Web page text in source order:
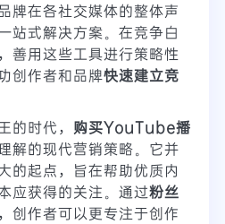
牌在各社交媒体的整体声
站式解决方案。在竞争白
善用这些工具进行策略性
创作者和品牌快速建立竞
的时代， 购买YouTube播
解的现代营销策略。它并
的起点，旨在帮助优质内
应获得的关注。通过粉丝
创作者可以更专注于创作